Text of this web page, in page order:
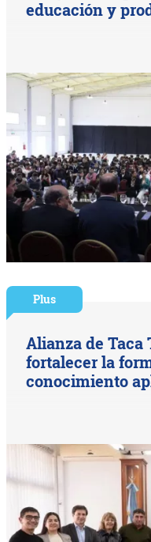
educación y
Plus
Alianza de Taca
fortalecer la
conocimiento